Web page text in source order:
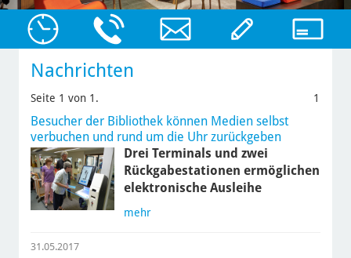
Nachrichten
Seite 1 von 1. 1
Besucher der Bibliothek können Medien selbst
verbuchen und rund um die Uhr zurückgeben
Drei Terminals und zwei
Rückgabestationen ermöglichen
elektronische Ausleihe
mehr
31.05.2017